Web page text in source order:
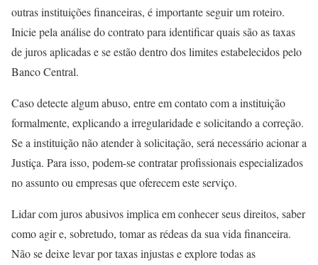
outras instituições financeiras, é importante seguir um roteiro.
Inicie pela análise do contrato para identificar quais são as taxas
de juros aplicadas e se estão dentro dos limites estabelecidos pelo
Banco Central.
Caso detecte algum abuso, entre em contato com a instituição
formalmente, explicando a irregularidade e solicitando a correção.
Se a instituição não atender à solicitação, será necessário acionar a
Justiça. Para isso, podem-se contratar profissionais especializados
no assunto ou empresas que oferecem este serviço.
Lidar com juros abusivos implica em conhecer seus direitos, saber
como agir e, sobretudo, tomar as rédeas da sua vida financeira.
Não se deixe levar por taxas injustas e explore todas as